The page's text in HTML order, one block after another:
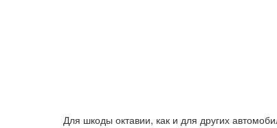
Для шкоды октавии, как и для других